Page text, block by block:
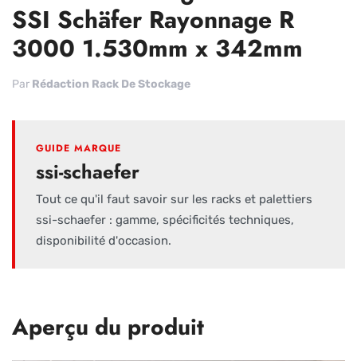
SSI Schäfer Rayonnage R
3000 1.530mm x 342mm
Par Rédaction Rack De Stockage
GUIDE MARQUE
ssi-schaefer
Tout ce qu'il faut savoir sur les racks et palettiers
ssi-schaefer : gamme, spécificités techniques,
disponibilité d'occasion.
Aperçu du produit